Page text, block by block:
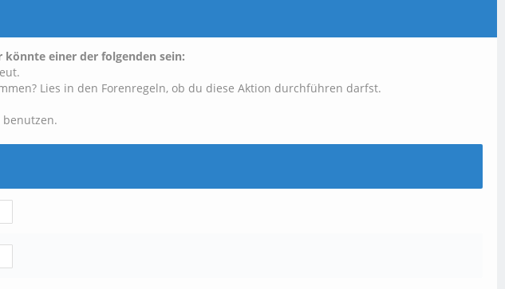
einer der folgenden sein:
Lies in den Forenregeln, ob du diese Aktion durchführen darfst.